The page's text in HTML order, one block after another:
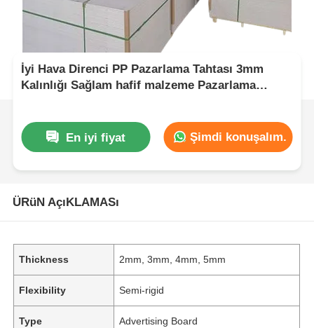
İyi Hava Direnci PP Pazarlama Tahtası 3mm
Kalınlığı Sağlam hafif malzeme Pazarlama
En iyi fiyat Şimdi konuşalım.
ÜRüN AçıKLAMASı
Thickness 2mm, 3mm, 4mm, 5mm
Flexibility Semi-rigid
Type Advertising Board